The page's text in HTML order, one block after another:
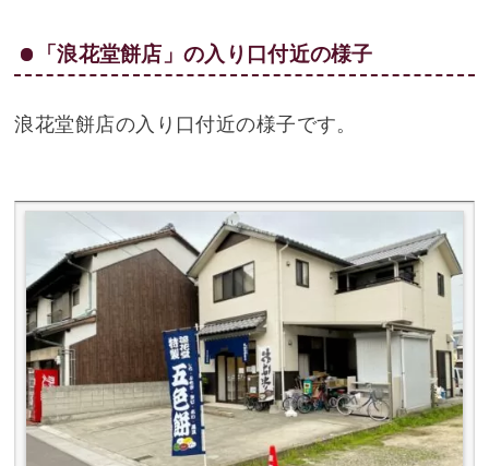
「浪花堂餅店」の入り口付近の様子
浪花堂餅店の入り口付近の様子です。